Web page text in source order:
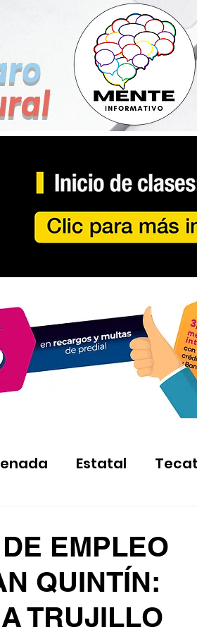
Estatal
EMPLEO
QUINTÍN:
TRUJILLO